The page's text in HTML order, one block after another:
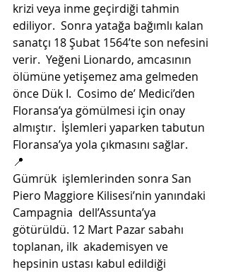
krizi veya inme geçirdiği tahmin
ediliyor.  Sonra yatağa bağımlı kalan
sanatçı 18 Şubat 1564’te son nefesini
verir.  Yeğeni Lionardo, amcasının
ölümüne yetişemez ama gelmeden
önce Dük I.  Cosimo de’ Medici’den
Floransa’ya gömülmesi için onay
almıştır.  İşlemleri yaparken tabutun
Floransa’ya yola çıkmasını sağlar.
📍
Gümrük  işlemlerinden sonra San
Piero Maggiore Kilisesi’nin yanındaki
Campagnia  dell’Assunta’ya
götürüldü. 12 Mart Pazar sabahı
toplanan, ilk  akademisyen ve
hepsinin ustası kabul edildiği